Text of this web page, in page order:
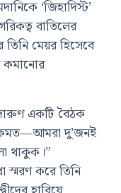
‘জিহাদিস্ট’
বাতিলের
মেয়র হিসেবে
কমানোর
একটি বৈঠক
দু’জনই
থাকুক।”
স্মরণ করে তিনি